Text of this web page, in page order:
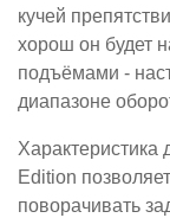
кучей
хорош он будет
подъёмами -
диапазоне
Характеристика
Edition
поворачивать